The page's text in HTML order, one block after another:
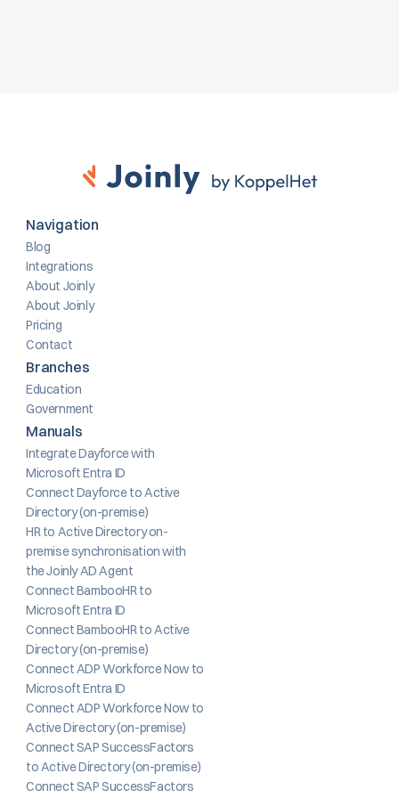
Navigation
Blog
Integrations
About Joinly
About Joinly
Pricing
Contact
Branches
Education
Government
Manuals
Integrate Dayforce with
Microsoft Entra ID
Connect Dayforce to Active
Directory (on-premise)
HR to Active Directory on-
premise synchronisation with
the Joinly AD Agent
Connect BambooHR to
Microsoft Entra ID
Connect BambooHR to Active
Directory (on-premise)
Connect ADP Workforce Now to
Microsoft Entra ID
Connect ADP Workforce Now to
Active Directory (on-premise)
Connect SAP SuccessFactors
to Active Directory (on-premise)
Connect SAP SuccessFactors